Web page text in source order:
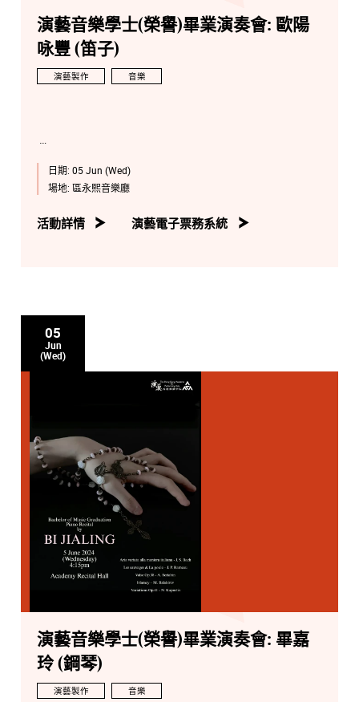
演藝音樂學士(榮譽)畢業演奏會: 歐陽
咏豐 (笛子)
演藝製作 音樂
日期: 05 Jun (Wed)
場地: 區永熙音樂廳
活動詳情 演藝電子票務系統
05
Jun
(Wed)
演藝音樂學士(榮譽)畢業演奏會: 畢嘉
玲 (鋼琴)
演藝製作 音樂